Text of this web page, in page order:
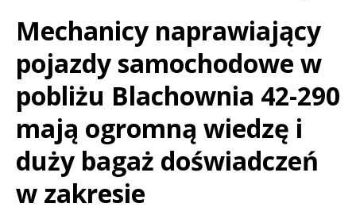
Mechanicy naprawiający
pojazdy samochodowe w
pobliżu Blachownia 42-290
mają ogromną wiedzę i
duży bagaż doświadczeń
w zakresie